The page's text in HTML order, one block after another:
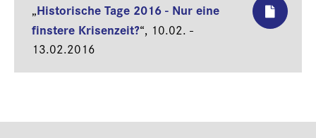
„Historische Tage 2016 - Nur eine
finstere Krisenzeit?“, 10.02. -
13.02.2016